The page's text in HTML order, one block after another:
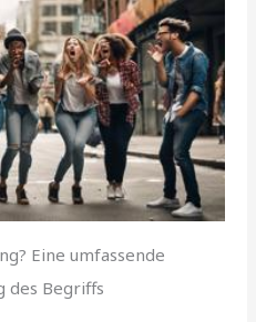
Eine umfassende
des Begriffs